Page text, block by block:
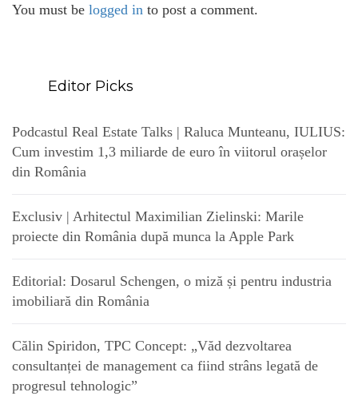
You must be logged in to post a comment.
Editor Picks
Podcastul Real Estate Talks | Raluca Munteanu, IULIUS:
Cum investim 1,3 miliarde de euro în viitorul orașelor
din România
Exclusiv | Arhitectul Maximilian Zielinski: Marile
proiecte din România după munca la Apple Park
Editorial: Dosarul Schengen, o miză și pentru industria
imobiliară din România
Călin Spiridon, TPC Concept: „Văd dezvoltarea
consultanței de management ca fiind strâns legată de
progresul tehnologic”